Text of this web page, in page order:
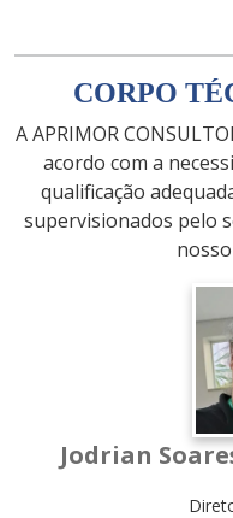
CORPO
A APRIMOR
acordo com a
qualificação
supervisionados pelo
Jodrian